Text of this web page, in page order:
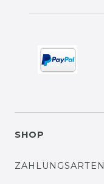
SHOP
ZAHLUNGSARTEN